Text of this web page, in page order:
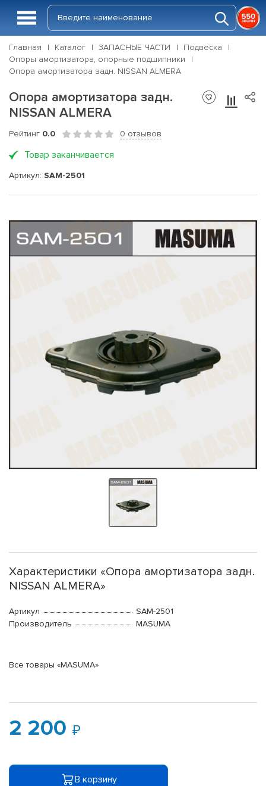
Главная Каталог ЗАПАСНЫЕ ЧАСТИ
Подвеска
Опоры амортизатора, опорные подшипники
Опора амортизатора задн. NISSAN ALMERA
Опора амортизатора задн.
NISSAN ALMERA
Рейтинг 0.0 0 отзывов
Товар заканчивается
Артикул: SAM-2501
Характеристики «Опора амортизатора задн.
NISSAN ALMERA»
Артикул
SAM-2501
Производитель
MASUMA
Все товары «MASUMA»
2 200
В корзину